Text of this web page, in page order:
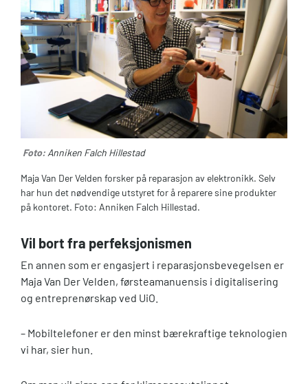
Foto: Anniken Falch Hillestad
Maja Van Der Velden forsker på reparasjon av elektronikk. Selv
har hun det nødvendige utstyret for å reparere sine produkter
på kontoret. Foto: Anniken Falch Hillestad.
Vil bort fra perfeksjonismen
En annen som er engasjert i reparasjonsbevegelsen er
Maja Van Der Velden, førsteamanuensis i digitalisering
og entreprenørskap ved UiO.
– Mobiltelefoner er den minst bærekraftige teknologien
vi har, sier hun.